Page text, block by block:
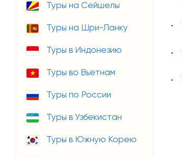
Туры на Сейшелы
Туры на Шри-Ланку
Туры в Индонезию
Туры во Вьетнам
Туры по России
Туры в Узбекистан
Туры в Южную Корею